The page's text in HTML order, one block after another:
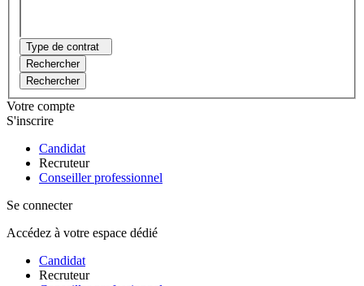
Type de contrat
Rechercher
Rechercher
Votre compte
S'inscrire
Candidat
Recruteur
Conseiller professionnel
Se connecter
Accédez à votre espace dédié
Candidat
Recruteur